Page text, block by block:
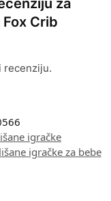
za
Fox Crib
recenziju.
igračke
igračke za bebe